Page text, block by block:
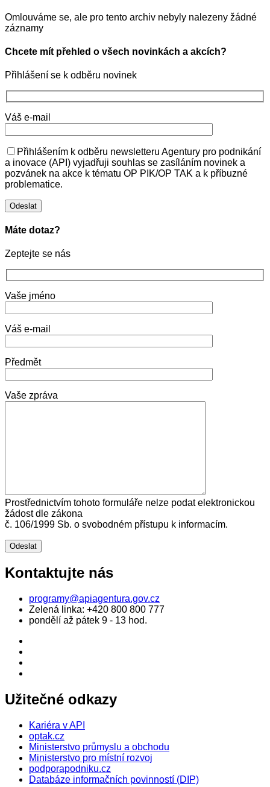
Omlouváme se, ale pro tento archiv nebyly nalezeny žádné
záznamy
Chcete mít přehled o všech novinkách a akcích?
Přihlášení se k odběru novinek
Váš e-mail
Přihlášením k odběru newsletteru Agentury pro podnikání
a inovace (API) vyjadřuji souhlas se zasíláním novinek a
pozvánek na akce k tématu OP PIK/OP TAK a k příbuzné
problematice.
Máte dotaz?
Zeptejte se nás
Vaše jméno
Váš e-mail
Předmět
Vaše zpráva
Prostřednictvím tohoto formuláře nelze podat elektronickou
žádost dle zákona
č. 106/1999 Sb. o svobodném přístupu k informacím.
Kontaktujte nás
programy@apiagentura.gov.cz
Zelená linka: +420 800 800 777
pondělí až pátek 9 - 13 hod.
Užitečné odkazy
Kariéra v API
optak.cz
Ministerstvo průmyslu a obchodu
Ministerstvo pro místní rozvoj
podporapodniku.cz
Databáze informačních povinností (DIP)